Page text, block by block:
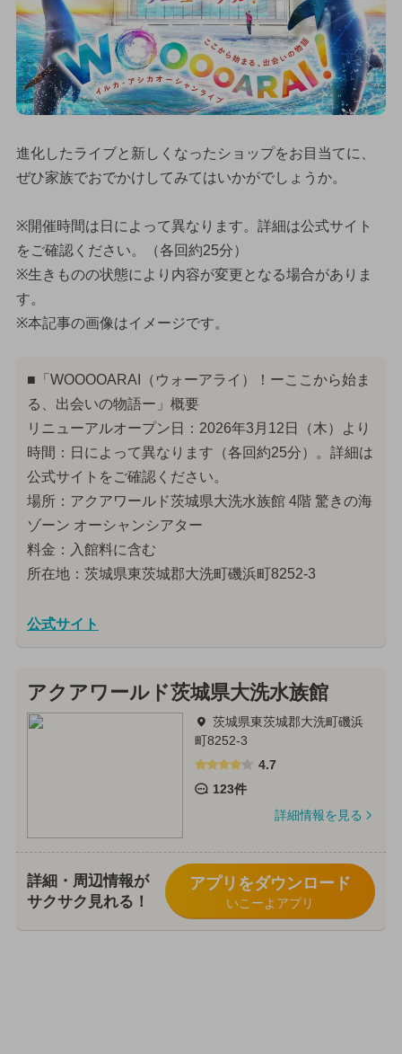
進化したライブと新しくなったショップをお目当てに、
ぜひ家族でおでかけしてみてはいかがでしょうか。
※開催時間は日によって異なります。詳細は公式サイト
をご確認ください。（各回約25分）
※生きものの状態により内容が変更となる場合がありま
す。
※本記事の画像はイメージです。
■「WOOOOARAI（ウォーアライ）！ーここから始ま
る、出会いの物語ー」概要
リニューアルオープン日：2026年3月12日（木）より
時間：日によって異なります（各回約25分）。詳細は
公式サイトをご確認ください。
場所：アクアワールド茨城県大洗水族館 4階 驚きの海
ゾーン オーシャンシアター
料金：入館料に含む
所在地：茨城県東茨城郡大洗町磯浜町8252-3
公式サイト
アクアワールド茨城県大洗水族館
茨城県東茨城郡大洗町磯浜
町8252-3
4.7
123件
詳細情報を見る
詳細・周辺情報が
サクサク見れる！
アプリをダウンロード
いこーよアプリ